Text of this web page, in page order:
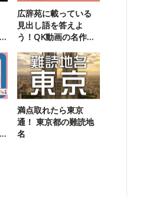
広辞苑に載っている
見出し語を答えよ
う！QK動画の名作ク
満点取れたら東京
通！ 東京都の難読地
名